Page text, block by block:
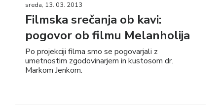
sreda, 13. 03. 2013
Filmska srečanja ob kavi:
pogovor ob filmu Melanholija
Po projekciji filma smo se pogovarjali z
umetnostim zgodovinarjem in kustosom dr.
Markom Jenkom.